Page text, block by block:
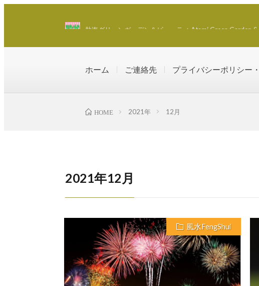
熱海グリーンガーデン＆ビューティ Atami Green Garden
ホーム ご連絡先 プライバシーポリシー
HOME 2021年 12月
2021年12月
風水FengShui